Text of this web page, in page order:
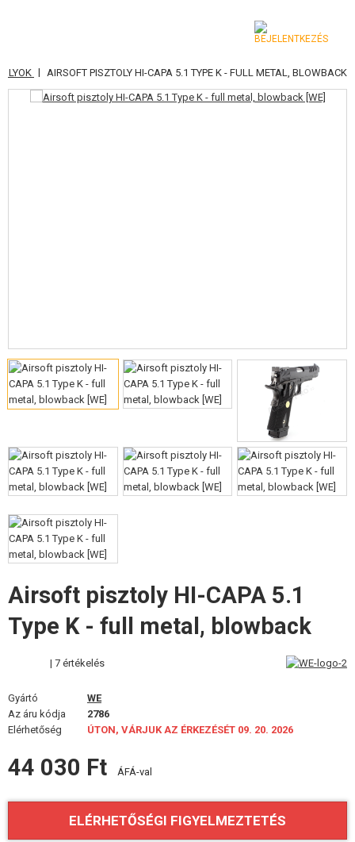
KATEGÓRIA
FELSZERELÉS, EGYENRUHA, TOKOK
ÁLCÁZÁS, FESTÉK, SZALAG
KIEGÉSZÍTŐK, HORDSZÍJAK
FEGYVER JAVÍTÁS ÉS KARBANTARTÁS
ÉPÍTŐKÉSZLETEK, MODELLEK
REKLÁM TÁRGYAK
| AIRSOFT PISZTOLY HI-CAPA 5.1 TYPE K - FULL METAL, BLOWBACK
Airsoft pisztoly HI-CAPA 5.1
Type K - full metal, blowback
| 7 értékelés
Gyártó
WE
Az áru kódja
2786
Elérhetőség
ÚTON, VÁRJUK AZ ÉRKEZÉSÉT 09. 20. 2026
44 030 Ft ÁFÁ-val
ELÉRHETŐSÉGI FIGYELMEZTETÉS